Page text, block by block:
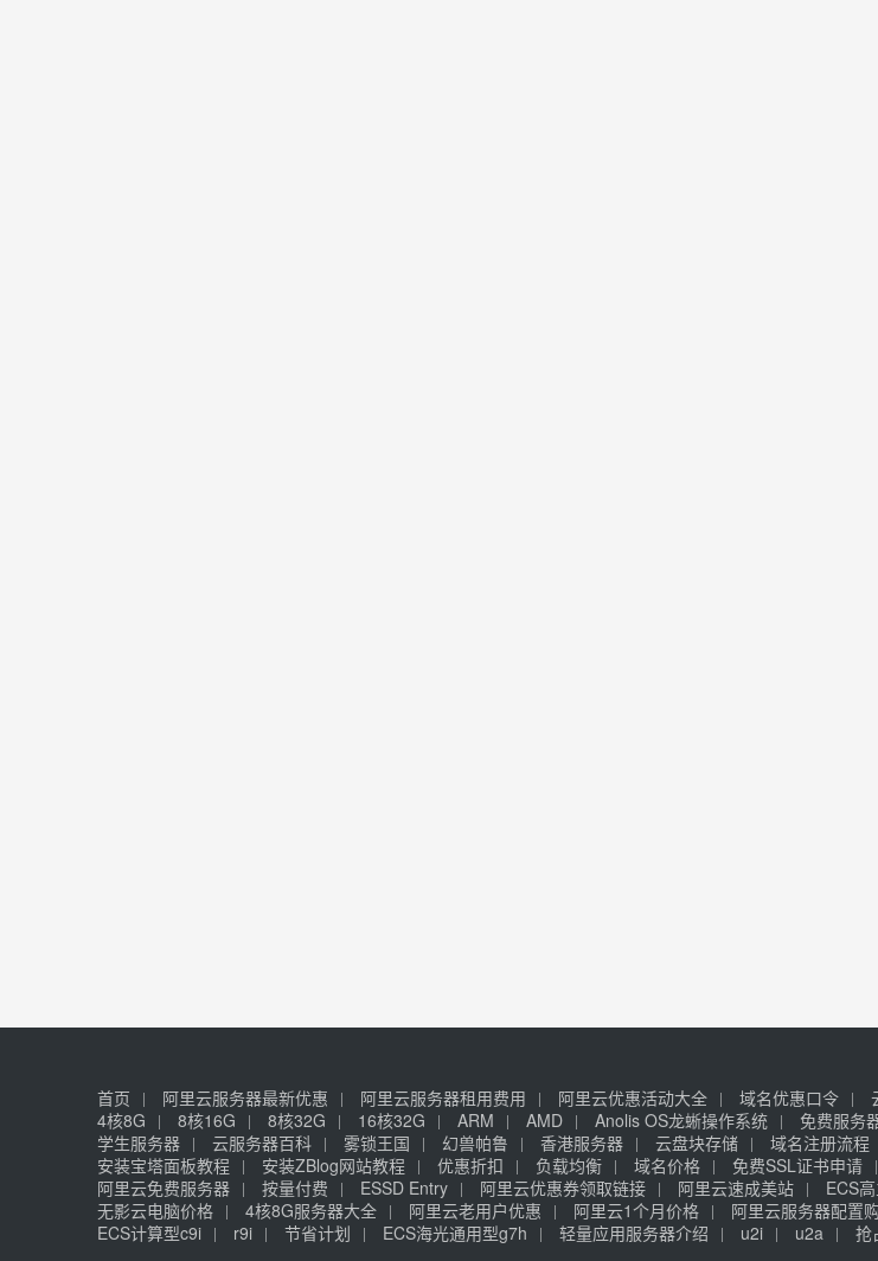
首页 阿里云服务器最新优惠 阿里云服务器租用费用 阿里云优惠活动大全 域名优惠口令
4核8G
8核16G 8核32G 16核32G ARM AMD Anolis OS龙蜥操作系统 免费服务
学生服务器
云服务器百科 雾锁王国 幻兽帕鲁 香港服务器 云盘块存储 域名注册流程
安装宝塔面板教程
安装ZBlog网站教程 优惠折扣 负载均衡 域名价格 免费SSL证书申请
阿里云免费服务器
按量付费 ESSD Entry 阿里云优惠券领取链接 阿里云速成美站 ECS
无影云电脑价格
4核8G服务器大全 阿里云老用户优惠 阿里云1个月价格 阿里云服务器配置
ECS计算型c9i
r9i 节省计划 ECS海光通用型g7h 轻量应用服务器介绍 u2i u2a
抢